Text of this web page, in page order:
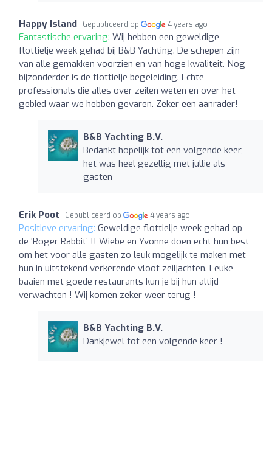
Happy Island Gepubliceerd op 4 years ago
Fantastische ervaring: Wij hebben een geweldige
flottielje week gehad bij B&B Yachting. De schepen zijn
van alle gemakken voorzien en van hoge kwaliteit. Nog
bijzonderder is de flottielje begeleiding. Echte
professionals die alles over zeilen weten en over het
gebied waar we hebben gevaren. Zeker een aanrader!
B&B Yachting B.V.
Bedankt hopelijk tot een volgende keer,
het was heel gezellig met jullie als
gasten
Erik Poot Gepubliceerd op 4 years ago
Positieve ervaring: Geweldige flottielje week gehad op
de ‘Roger Rabbit’ !! Wiebe en Yvonne doen echt hun best
om het voor alle gasten zo leuk mogelijk te maken met
hun in uitstekend verkerende vloot zeiljachten. Leuke
baaien met goede restaurants kun je bij hun altijd
verwachten ! Wij komen zeker weer terug !
B&B Yachting B.V.
Dankjewel tot een volgende keer !